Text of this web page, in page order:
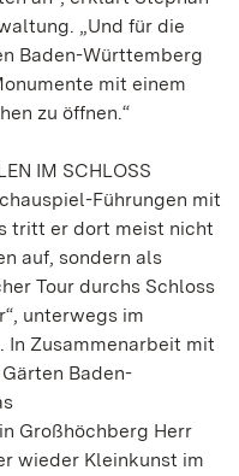
„Und für die
Baden-Württemberg
mit einem
zu öffnen.“
IM SCHLOSS
Führungen mit
tritt er dort meist nicht
auf, sondern als
Tour durchs Schloss
unterwegs im
In Zusammenarbeit mit
Baden-
Großhöchberg Herr
wieder Kleinkunst im